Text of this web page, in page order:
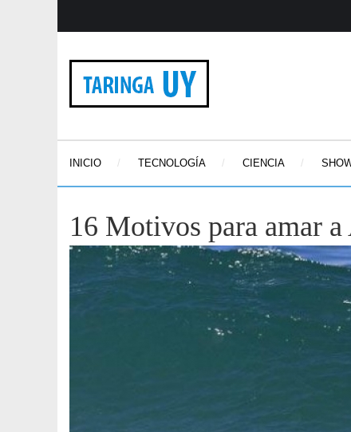
INICIO TECNOLOGÍA CIENCIA
16 Motivos para amar